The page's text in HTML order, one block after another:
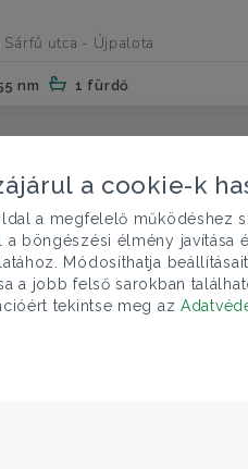
Sárfű utca - Újpalota
nm 1 fürdő
a cookie-k
a megfelelő működéshez
a böngészési élmény javítása
Módosíthatja
a jobb felső sarokban
tekintse meg az